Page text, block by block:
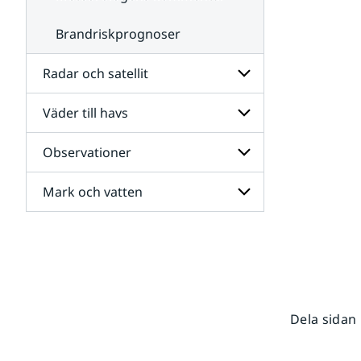
Brandriskprognoser
Radar och satellit
Undersidor
för
Radar
och
satellit
Väder till havs
Undersidor
för
Väder
till
havs
Observationer
Undersidor
för
Mark och vatten
Dela sidan